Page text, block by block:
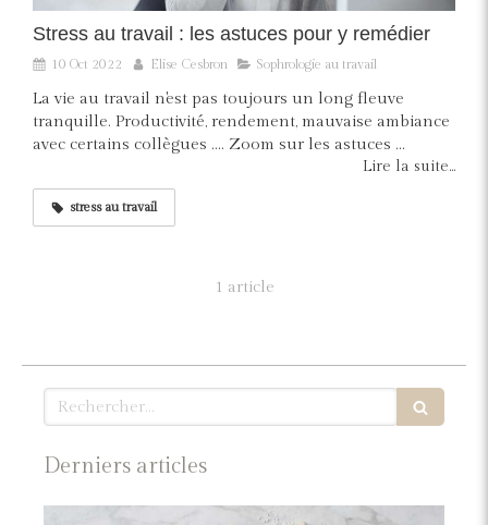
Stress au travail : les astuces pour y remédier
10 Oct 2022 Elise Cesbron Sophrologie au travail
La vie au travail n'est pas toujours un long fleuve
tranquille. Productivité, rendement, mauvaise ambiance
avec certains collègues .... Zoom sur les astuces ...
Lire la suite...
stress au travail
1 article
Rechercher
Derniers articles